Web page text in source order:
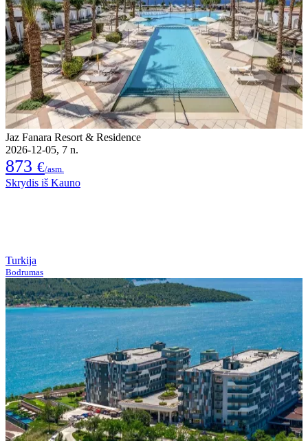
Jaz Fanara Resort & Residence
2026-12-05, 7 n.
873 €/asm.
Skrydis iš Kauno
Turkija
Bodrumas